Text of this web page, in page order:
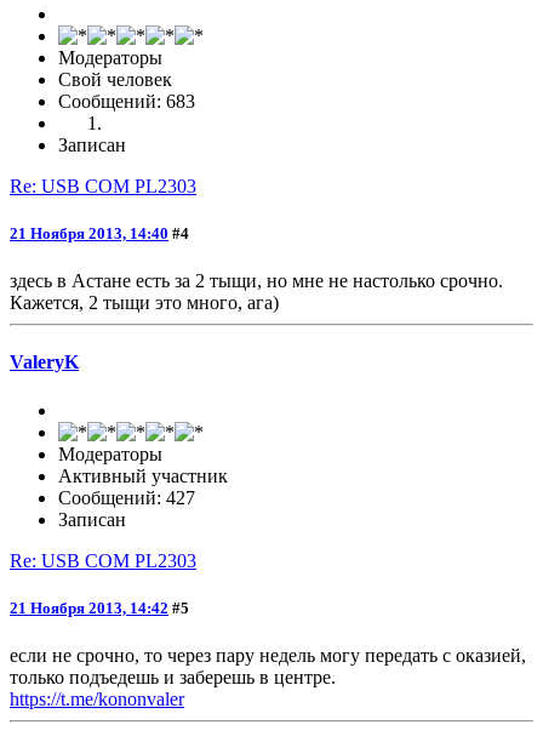
Модераторы
Свой человек
Сообщений: 683
Записан
Re: USB COM PL2303
21 Ноября 2013, 14:40 #4
здесь в Астане есть за 2 тыщи, но мне не настолько срочно.
Кажется, 2 тыщи это много, ага)
ValeryK
Модераторы
Активный участник
Сообщений: 427
Записан
Re: USB COM PL2303
21 Ноября 2013, 14:42 #5
если не срочно, то через пару недель могу передать с оказией,
только подъедешь и заберешь в центре.
https://t.me/kononvaler